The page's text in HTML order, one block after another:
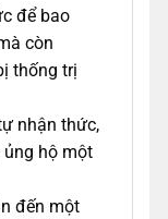
để bao
còn
thống trị
nhận thức,
ủng hộ một
đến một